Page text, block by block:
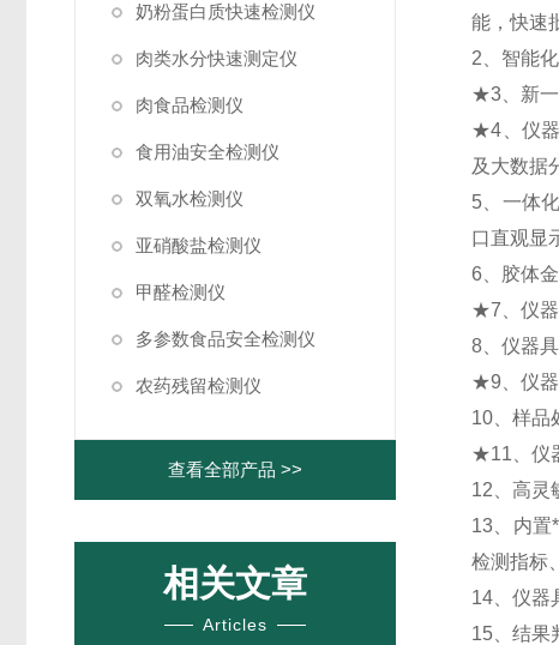
奶粉蛋白质快速检测仪
肉类水分快速测定仪
肉食品检测仪
食用油安全检测仪
双氧水检测仪
亚硝酸盐检测仪
甲醛检测仪
多参数食品安全检测仪
农药残留检测仪
查看全部产品 >>
相关文章
Articles
能，快速
2、智能
★3、新一
★4、仪器
及大数据
5、一体
口直观显
6、胶体
★7、仪器
8、仪器
★9、仪器
10、样品
★11、仪
12、高灵
13、内置
检测指标
14、仪器
15、结果